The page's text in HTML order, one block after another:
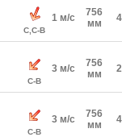
С,С-В
1 м/с
756
мм
С-В
3 м/с
756
мм
С-В
3 м/с
756
мм